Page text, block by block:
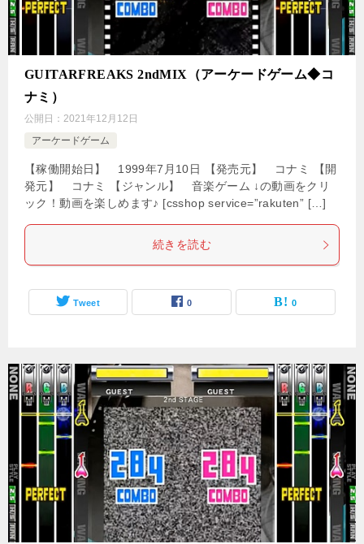
GUITARFREAKS 2ndMIX（アーケードゲーム◆コ
ナミ）
公開日： 2021年12月12日
アーケードゲーム
【稼働開始日】 1999年7月10日 【発売元】 コナミ 【開
発元】 コナミ 【ジャンル】 音楽ゲーム ↓の動画をクリ
ック！動画を楽しめます♪ [csshop service=”rakuten” […]
続きを読む
Tweet 0 0